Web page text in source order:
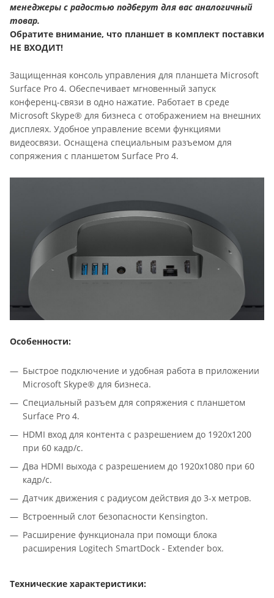
менеджеры с радостью подберут для вас аналогичный
товар.
Обратите внимание, что планшет в комплект поставки
НЕ ВХОДИТ!
Защищенная консоль управления для планшета Microsoft
Surface Pro 4. Обеспечивает мгновенный запуск
конференц-связи в одно нажатие. Работает в среде
Microsoft Skype® для бизнеса с отображением на внешних
дисплеях. Удобное управление всеми функциями
видеосвязи. Оснащена специальным разъемом для
сопряжения с планшетом Surface Pro 4.
Особенности:
Быстрое подключение и удобная работа в приложении
Microsoft Skype® для бизнеса.
Специальный разъем для сопряжения с планшетом
Surface Pro 4.
HDMI вход для контента с разрешением до 1920x1200
при 60 кадр/с.
Два HDMI выхода с разрешением до 1920x1080 при 60
кадр/с.
Датчик движения с радиусом действия до 3-х метров.
Встроенный слот безопасности Kensington.
Расширение функционала при помощи блока
расширения Logitech SmartDock - Extender box.
Технические характеристики: